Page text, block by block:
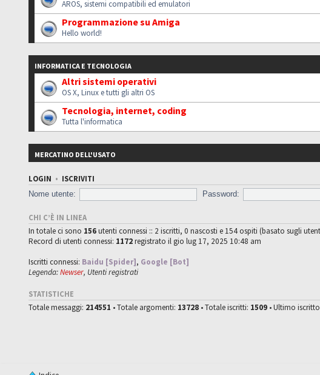
AROS, sistemi compatibili ed emulatori
Programmazione su Amiga
Hello world!
INFORMATICA E TECNOLOGIA
Altri sistemi operativi
OS X, Linux e tutti gli altri OS
Tecnologia, internet, coding
Tutta l'informatica
MERCATINO DELL'USATO
LOGIN • ISCRIVITI
Nome utente:
Password:
CHI C’È IN LINEA
In totale ci sono 156utenti connessi :: 2 iscritti, 0 nascosti e 154 ospiti (basato sugli
Record di utenti connessi: 1172registrato il gio lug 17, 2025 10:48 am
Iscritti connessi: Baidu [Spider], Google [Bot]
Legenda:Newser, Utenti registrati
STATISTICHE
Totale messaggi: 214551 • Totale argomenti: 13728 • Totale iscritti: 1509 • Ultimo